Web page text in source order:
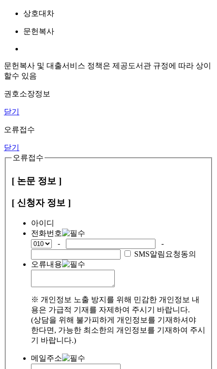
상호대차
문헌복사
문헌복사 및 대출서비스 정책은 제공도서관 규정에 따라 상이
할수 있음
권호소장정보
닫기
오류접수
닫기
오류접수
[ 논문 정보 ]
[ 신청자 정보 ]
아이디
전화번호
-
-
SMS알림요청동의
오류내용
※ 개인정보 노출 방지를 위해 민감한 개인정보 내
용은 가급적 기재를 자제하여 주시기 바랍니다.
(상담을 위해 불가피하게 개인정보를 기재하셔야
한다면, 가능한 최소한의 개인정보를 기재하여 주시
기 바랍니다.)
메일주소